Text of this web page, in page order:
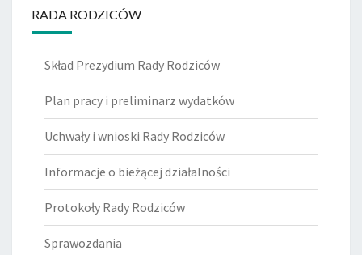
RADA RODZICÓW
Skład Prezydium Rady Rodziców
Plan pracy i preliminarz wydatków
Uchwały i wnioski Rady Rodziców
Informacje o bieżącej działalności
Protokoły Rady Rodziców
Sprawozdania